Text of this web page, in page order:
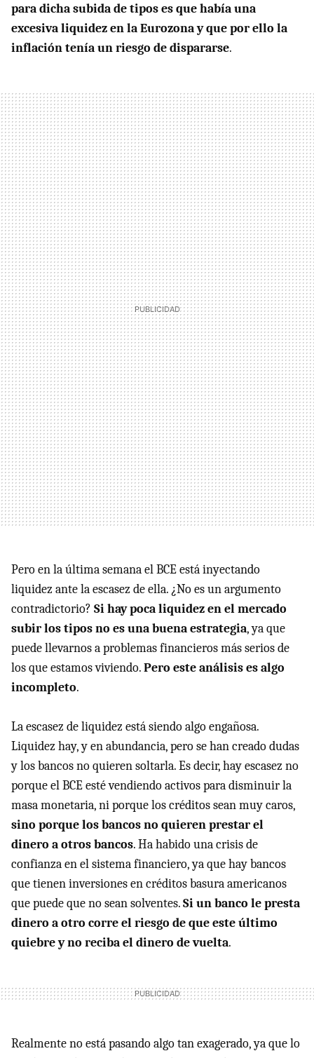
para dicha subida de tipos es que había una
excesiva liquidez en la Eurozona y que por ello la
inflación tenía un riesgo de dispararse.
Pero en la última semana el BCE está inyectando
liquidez ante la escasez de ella. ¿No es un argumento
contradictorio? Si hay poca liquidez en el mercado
subir los tipos no es una buena estrategia, ya que
puede llevarnos a problemas financieros más serios de
los que estamos viviendo.Pero este análisis es algo
incompleto.
La escasez de liquidez está siendo algo engañosa.
Liquidez hay, y en abundancia, pero se han creado dudas
y los bancos no quieren soltarla. Es decir, hay escasez no
porque el BCE esté vendiendo activos para disminuir la
masa monetaria, ni porque los créditos sean muy caros,
sino porque los bancos no quieren prestar el
dinero a otros bancos. Ha habido una crisis de
confianza en el sistema financiero, ya que hay bancos
que tienen inversiones en créditos basura americanos
que puede que no sean solventes.Si un banco le presta
dinero a otro corre el riesgo de que este último
quiebre y no reciba el dinero de vuelta.
Realmente no está pasando algo tan exagerado, ya que lo